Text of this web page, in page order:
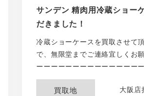
サンデン 精肉用冷蔵ショー
だきました！
冷蔵ショーケースを買取させて
で、無限堂までご連絡宜しくお
ーーーーーーーーーーーーー
買取地 大阪店